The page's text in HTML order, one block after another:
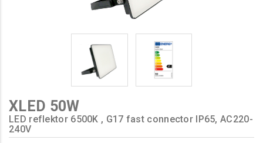
XLED 50W
LED reflektor 6500K , G17 fast connector IP65, AC220-
240V